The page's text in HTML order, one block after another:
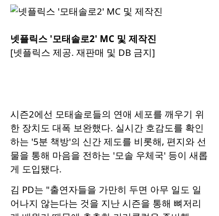
넷플릭스 '모태솔로2' MC 및 제작진
[넷플릭스 제공. 재판매 및 DB 금지]
시즌2에선 모태솔로들의 연애 세포를 깨우기 위
한 장치도 대폭 보완했다. 실시간 호감도를 확인
하는 '5분 책방'의 신간 제도를 비롯해, 편지와 선
물을 통해 마음을 전하는 '모솔 우체국' 등이 새롭
게 도입됐다.
김 PD는 "출연자들을 가만히 두면 아무 일도 일
어나지 않는다는 것을 지난 시즌을 통해 뼈저리